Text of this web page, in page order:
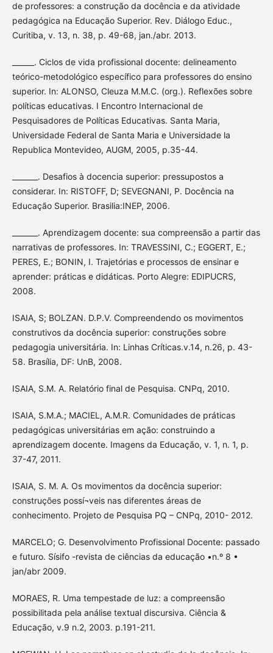
de professores: a construção da docência e da atividade
pedagógica na Educação Superior. Rev. Diálogo Educ.,
Curitiba, v. 13, n. 38, p. 49-68, jan./abr. 2013.
______. Ciclos de vida profissional docente: delineamento
teórico-metodológico específico para professores do ensino
superior. In: ALONSO, Cleuza M.M.C. (org.). Reflexões sobre
políticas educativas. I Encontro Internacional de
Pesquisadores de Políticas Educativas. Santa Maria,
Universidade Federal de Santa Maria e Universidade la
Republica Montevideo, AUGM, 2005, p.35-44.
_______. Desafios à docencia superior: pressupostos a
considerar. In: RISTOFF, D; SEVEGNANI, P. Docência na
Educação Superior. Brasilia:INEP, 2006.
_______. Aprendizagem docente: sua compreensão a partir das
narrativas de professores. In: TRAVESSINI, C.; EGGERT, E.;
PERES, E.; BONIN, I. Trajetórias e processos de ensinar e
aprender: práticas e didáticas. Porto Alegre: EDIPUCRS,
2008.
ISAIA, S; BOLZAN. D.P.V. Compreendendo os movimentos
construtivos da docência superior: construções sobre
pedagogia universitária. In: Linhas Críticas.v.14, n.26, p. 43-
58. Brasília, DF: UnB, 2008.
ISAIA, S.M. A. Relatório final de Pesquisa. CNPq, 2010.
ISAIA, S.M.A.; MACIEL, A.M.R. Comunidades de práticas
pedagógicas universitárias em ação: construindo a
aprendizagem docente. Imagens da Educação, v. 1, n. 1, p.
37-47, 2011.
ISAIA, S. M. A. Os movimentos da docência superior:
construções possí¬veis nas diferentes áreas de
conhecimento. Projeto de Pesquisa PQ – CNPq, 2010- 2012.
MARCELO; G. Desenvolvimento Profissional Docente: passado
e futuro. Sísifo -revista de ciências da educação •n.º 8 •
jan/abr 2009.
MORAES, R. Uma tempestade de luz: a compreensão
possibilitada pela análise textual discursiva. Ciência &
Educação, v.9 n.2, 2003. p.191-211.